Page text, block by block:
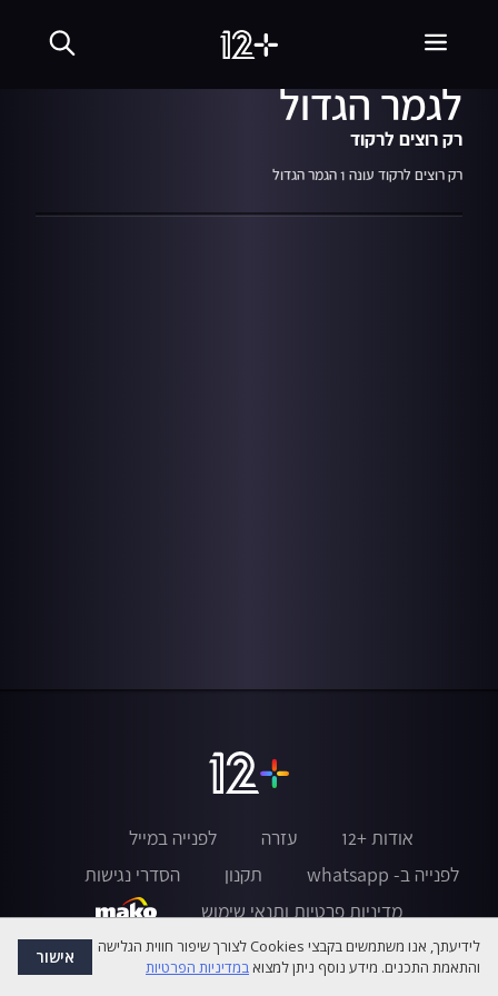
12.09.17
קבלו את הרקדנים שעלו
לגמר הגדול
רק רוצים לרקוד
רק רוצים לרקוד עונה 1 הגמר הגדול
אודות +12 עזרה
לפנייה במייל
לפנייה ב- whatsapp
תקנון
הסדרי נגישות
מדיניות פרטיות ותנאי שימוש
לידיעתך, אנו משתמשים בקבצי Cookies לצורך שיפור חווית הגלישה
והתאמת התכנים. מידע נוסף ניתן למצואבמדיניות הפרטיות אישור